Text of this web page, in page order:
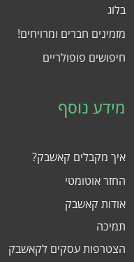
בלוג
מזמינים חברים ומרויחים!
חיפושים פופולריים
מידע נוסף
איך מקבלים קאשבק?
החזר אוטומטי
אודות קאשבק
תמיכה
הצטרפות עסקים לקאשבק